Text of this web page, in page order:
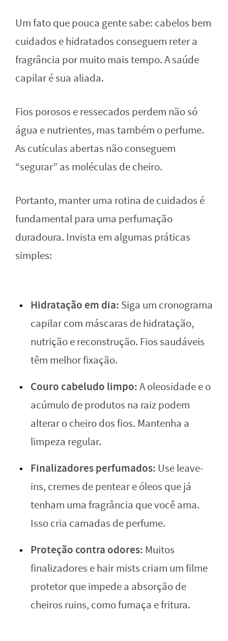
Um fato que pouca gente sabe: cabelos bem
cuidados e hidratados conseguem reter a
fragrância por muito mais tempo. A saúde
capilar é sua aliada.
Fios porosos e ressecados perdem não só
água e nutrientes, mas também o perfume.
As cutículas abertas não conseguem
“segurar” as moléculas de cheiro.
Portanto, manter uma rotina de cuidados é
fundamental para uma perfumação
duradoura. Invista em algumas práticas
simples:
Hidratação em dia: Siga um cronograma
capilar com máscaras de hidratação,
nutrição e reconstrução. Fios saudáveis
têm melhor fixação.
Couro cabeludo limpo:A oleosidade e o
acúmulo de produtos na raiz podem
alterar o cheiro dos fios. Mantenha a
limpeza regular.
Finalizadores perfumados: Use leave-
ins, cremes de pentear e óleos que já
tenham uma fragrância que você ama.
Isso cria camadas de perfume.
Proteção contra odores: Muitos
finalizadores e hair mists criam um filme
protetor que impede a absorção de
cheiros ruins, como fumaça e fritura.